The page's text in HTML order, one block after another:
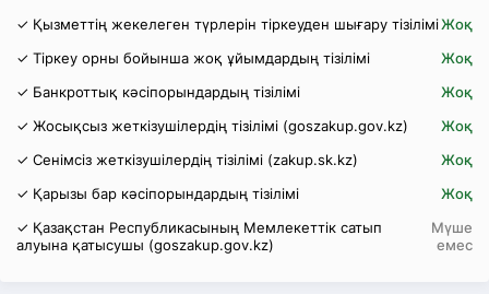
✓ Қызметтің жекелеген түрлерін тіркеуден шығару тізіліміЖоқ
✓ Тіркеу орны бойынша жоқ ұйымдардың тізілімі
Жоқ
✓ Банкроттық кәсіпорындардың тізілімі
Жоқ
✓ Жосықсыз жеткізушілердің тізілімі (goszakup.gov.kz)
Жоқ
✓ Сенімсіз жеткізушілердің тізілімі (zakup.sk.kz)
Жоқ
✓ Қарызы бар кәсіпорындардың тізілімі
Жоқ
✓ Қазақстан Республикасының Мемлекеттік сатып
алуына қатысушы (goszakup.gov.kz)
Мүше
емес